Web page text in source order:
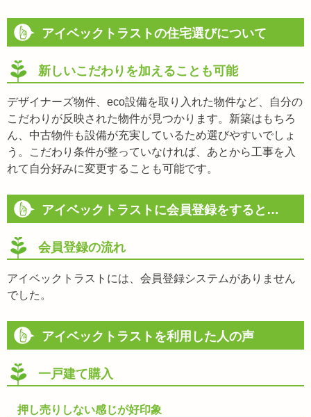
アイベックトラストの住宅選びについて
新しいこだわりを加えることも可能
デザイナーズ物件、eco設備を取り入れた物件など、自分の
こだわりが反映された物件が見つかります。新築はもちろ
ん、中古物件も設備が充実しているため選びやすいでしょ
う。こだわり条件が整っていなければ、あとから工事を入
れて自分好みに変更することも可能です。
アイベックトラストに会員登録をすると…
会員登録の流れ
アイベックトラストには、会員登録システムがありません
でした。
アイベックトラストを利用した人の声
一戸建て購入
押し売りしない感じが好印象